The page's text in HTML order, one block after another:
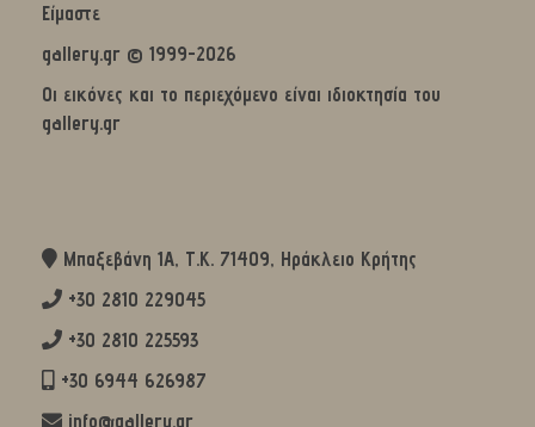
Είμαστε
gallery.gr © 1999-2026
Οι εικόνες και το περιεχόμενο είναι ιδιοκτησία του
gallery.gr
Μπαξεβάνη 1Α, Τ.Κ. 71409, Ηράκλειο Κρήτης
+30 2810 229045
+30 2810 225593
+30 6944 626987
info@gallery.gr